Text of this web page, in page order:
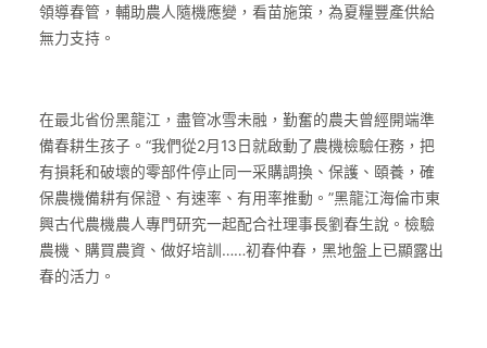
領導春管，輔助農人隨機應變，看苗施策，為夏糧豐產供給
無力支持。
在最北省份黑龍江，盡管冰雪未融，勤奮的農夫曾經開端準
備春耕生孩子。“我們從2月13日就啟動了農機檢驗任務，把
有損耗和破壞的零部件停止同一采購調換、保護、頤養，確
保農機備耕有保證、有速率、有用率推動。”黑龍江海倫市東
興古代農機農人專門研究一起配合社理事長劉春生說。檢驗
農機、購買農資、做好培訓……初春仲春，黑地盤上已顯露出
春的活力。